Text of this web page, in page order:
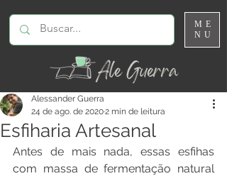
ME
NU
Esfiharia Artesanal
Alessander Guerra
24 de ago. de 20202 min de leitura
Antes de mais nada, essas esfihas
com massa de fermentação natural